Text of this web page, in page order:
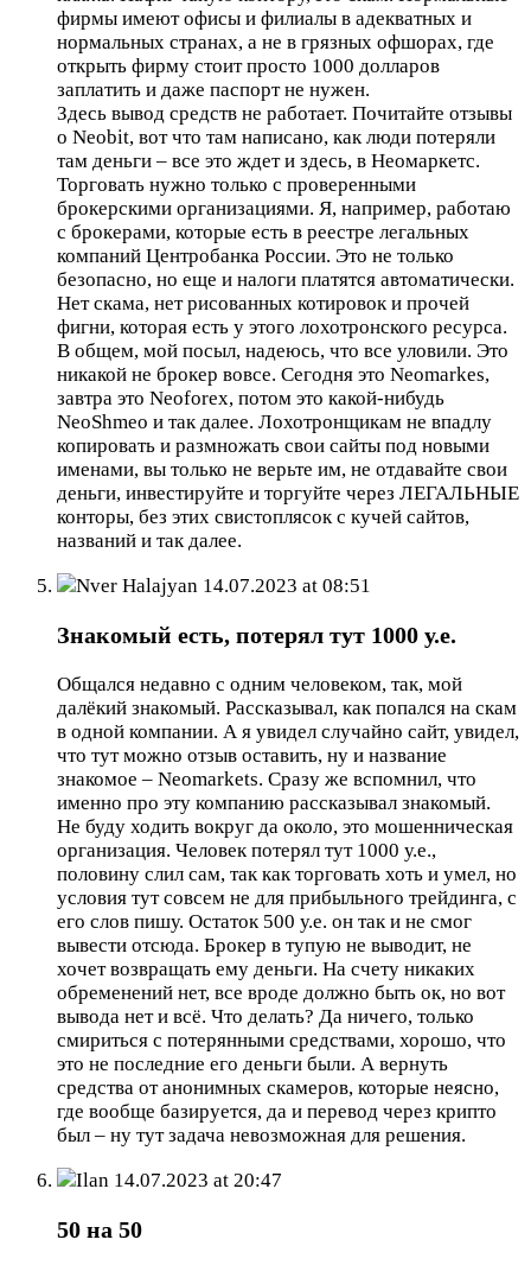
фирмы имеют офисы и филиалы в адекватных и
нормальных странах, а не в грязных офшорах, где
открыть фирму стоит просто 1000 долларов
заплатить и даже паспорт не нужен.
Здесь вывод средств не работает. Почитайте отзывы
о Neobit, вот что там написано, как люди потеряли
там деньги – все это ждет и здесь, в Неомаркетс.
Торговать нужно только с проверенными
брокерскими организациями. Я, например, работаю
с брокерами, которые есть в реестре легальных
компаний Центробанка России. Это не только
безопасно, но еще и налоги платятся автоматически.
Нет скама, нет рисованных котировок и прочей
фигни, которая есть у этого лохотронского ресурса.
В общем, мой посыл, надеюсь, что все уловили. Это
никакой не брокер вовсе. Сегодня это Neomarkes,
завтра это Neoforex, потом это какой-нибудь
NeoShmeo и так далее. Лохотронщикам не впадлу
копировать и размножать свои сайты под новыми
именами, вы только не верьте им, не отдавайте свои
деньги, инвестируйте и торгуйте через ЛЕГАЛЬНЫЕ
конторы, без этих свистоплясок с кучей сайтов,
названий и так далее.
Nver Halajyan 14.07.2023 at 08:51
Знакомый есть, потерял тут 1000 у.е.
Общался недавно с одним человеком, так, мой
далёкий знакомый. Рассказывал, как попался на скам
в одной компании. А я увидел случайно сайт, увидел,
что тут можно отзыв оставить, ну и название
знакомое – Neomarkets. Сразу же вспомнил, что
именно про эту компанию рассказывал знакомый.
Не буду ходить вокруг да около, это мошенническая
организация. Человек потерял тут 1000 у.е.,
половину слил сам, так как торговать хоть и умел, но
условия тут совсем не для прибыльного трейдинга, с
его слов пишу. Остаток 500 у.е. он так и не смог
вывести отсюда. Брокер в тупую не выводит, не
хочет возвращать ему деньги. На счету никаких
обременений нет, все вроде должно быть ок, но вот
вывода нет и всё. Что делать? Да ничего, только
смириться с потерянными средствами, хорошо, что
это не последние его деньги были. А вернуть
средства от анонимных скамеров, которые неясно,
где вообще базируется, да и перевод через крипто
был – ну тут задача невозможная для решения.
Ilan 14.07.2023 at 20:47
50 на 50